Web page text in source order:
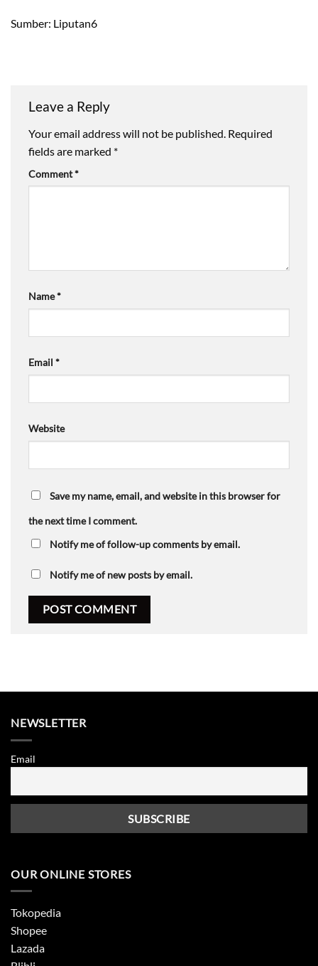
Sumber: Liputan6
Leave a Reply
Your email address will not be published. Required
fields are marked *
Comment*
Name*
Email *
Website
Save my name, email, and website in this browser for
the next time I comment.
Notify me of follow-up comments by email.
Notify me of new posts by email.
NEWSLETTER
Email
OUR ONLINE STORES
Tokopedia
Shopee
Lazada